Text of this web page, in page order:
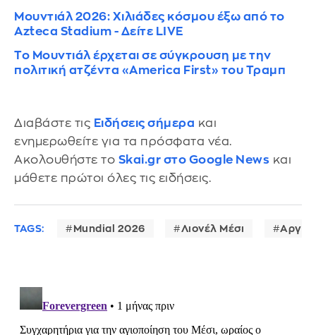
Μουντιάλ 2026: Χιλιάδες κόσμου έξω από το
Azteca Stadium - Δείτε LIVE
Το Μουντιάλ έρχεται σε σύγκρουση με την
πολιτική ατζέντα «America First» του Τραμπ
Διαβάστε τις Ειδήσεις σήμερα και
ενημερωθείτε για τα πρόσφατα νέα.
Ακολουθήστε το Skai.gr στο Google News και
μάθετε πρώτοι όλες τις ειδήσεις.
TAGS: Mundial 2026 Λιονέλ Μέσι